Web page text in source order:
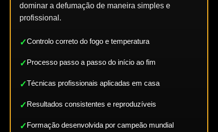
dominar a defumação de maneira simples e
profissional.
✓Controlo correto do fogo e temperatura
✓Processo passo a passo do início ao fim
✓Técnicas profissionais aplicadas em casa
✓Resultados consistentes e reproduzíveis
✓Formação desenvolvida por campeão mundial